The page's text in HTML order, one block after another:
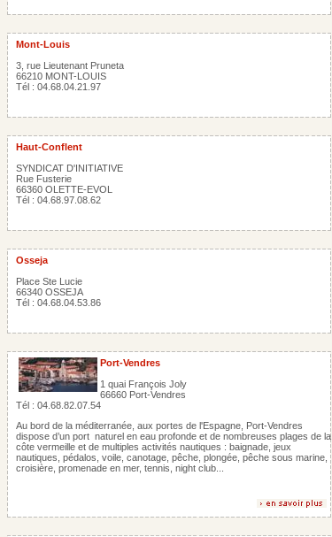
Mont-Louis
3, rue Lieutenant Pruneta
66210 MONT-LOUIS
Tél : 04.68.04.21.97
Haut-Conflent
SYNDICAT D'INITIATIVE
Rue Fusterie
66360 OLETTE-EVOL
Tél : 04.68.97.08.62
Osseja
Place Ste Lucie
66340 OSSEJA
Tél : 04.68.04.53.86
Port-Vendres
1 quai François Joly
66660 Port-Vendres
Tél : 04.68.82.07.54
Au bord de la méditerranée, aux portes de l'Espagne, Port-Vendres
dispose d’un port naturel en eau profonde et de nombreuses plages de la
côte vermeille et de multiples activités nautiques : baignade, jeux
nautiques, pédalos, voile, canotage, pêche, plongée, pêche sous marine,
croisière, promenade en mer, tennis, night club...